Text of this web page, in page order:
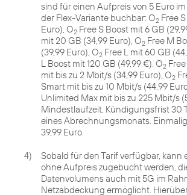
sind für einen Aufpreis von 5 Euro
der Flex-Variante buchbar: O2 Free
Euro), O2 Free S Boost mit 6 GB
mit 20 GB (34,99 Euro), O2 Free M
(39,99 Euro), O2 Free L mit 60 GB
L Boost mit 120 GB (49,99 €). O2
mit bis zu 2 Mbit/s (34,99 Euro), O2
Smart mit bis zu 10 Mbit/s (44,99
Unlimited Max mit bis zu 225 Mbit/s
Mindestlaufzeit, Kündigungsfrist 30
eines Abrechnungsmonats.
39,99 Euro.
4)
Sobald für den Tarif verfügbar, kann
ohne Aufpreis zugebucht werden,
Datenvolumens auch mit 5G im
Netzabdeckung ermöglicht.